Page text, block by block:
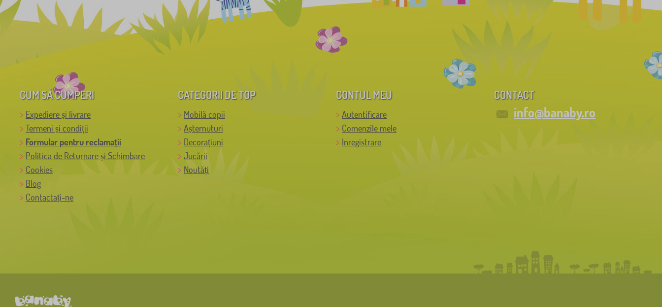
CUM SĂ CUMPERI
Expediere și livrare
Termeni și condiții
Formular pentru reclamații
Politica de Returnare și Schimbare
Cookies
Blog
Contactați-ne
CATEGORII DE TOP
Mobilă copii
Așternuturi
Decorațiuni
Jucării
Noutăți
CONTUL MEU
Autentificare
Comenzile mele
Inregistrare
CONTACT
info@banaby.ro